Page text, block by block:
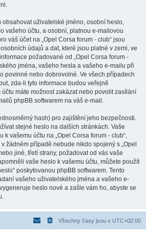
uživatelské jméno, osobní heslo,
vašeho účtu, a osobní, platnou e-mailovou
váš účet na „Opel Corsa forum - club“ jsou
údajů a dat, které jsou platné v zemi, ve
požadované od „Opel Corsa forum -
jména, vašeho hesla a vašeho e-mailu při
povinné nebo dobrovolné. Ve všech případech
zda-li tyto informace budou veřejně
máte možnost zakázat nebo povolit zasílání
phpBB softwarem na váš e-mail.
hash) pro zajištění jeho bezpečnosti.
stejné heslo na dalších stránkách. Vaše
k vašemu účtu na „Opel Corsa forum - club“,
žádném případě nebude nikdo spojený s „Opel
jiné, třetí strany, požadovat od vás vaše
vaše heslo k vašemu účtu, můžete použít
poskytovanou phpBB softwarem. Tento
vašeho uživatelského jména a vašeho e-
heslo nové a zašle vám ho, abyste se
Všechny časy jsou v UTC+02:00